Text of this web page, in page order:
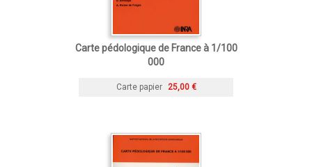
Carte pédologique de France à 1/100
000
Carte papier 25,00 €